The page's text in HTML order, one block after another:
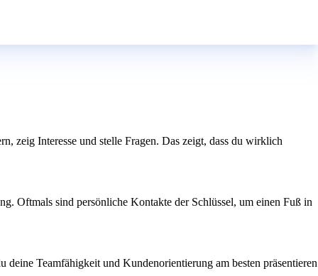
zeig Interesse und stelle Fragen. Das zeigt, dass du wirklich
Oftmals sind persönliche Kontakte der Schlüssel, um einen Fuß in
Teamfähigkeit und Kundenorientierung am besten präsentieren